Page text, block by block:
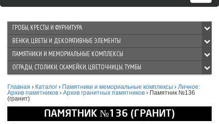
ГРОБЫ, КРЕСТЫ И ФУРНИТУРА
ВЕНКИ, ЦВЕТЫ И ДЕКОРАТИВНЫЕ ЭЛЕМЕНТЫ
ПАМЯТНИКИ И МЕМОРИАЛЬНЫЕ КОМПЛЕКСЫ
ОГРАДЫ, СТОЛИКИ, СКАМЕЙКИ, ЦВЕТОЧНИЦЫ, ТУМБЫ
Главная › Каталог › Памятники и мемориальные комплексы › Личное:
Архив памятников › Архив гранитных памятников › Памятник №136
(гранит)
ПАМЯТНИК №136 (ГРАНИТ)